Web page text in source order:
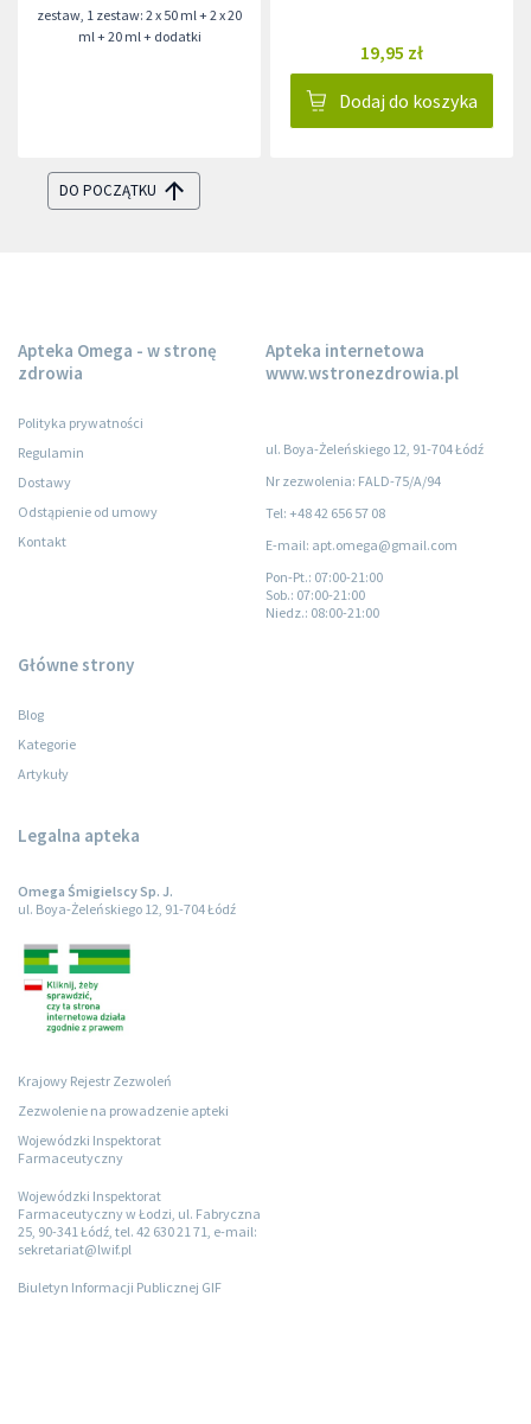
zestaw, 1 zestaw: 2 x 50 ml + 2 x 20
ml + 20 ml + dodatki
19,95 zł
Dodaj do koszyka
DO POCZĄTKU
Apteka Omega - w stronę
zdrowia
Polityka prywatności
Regulamin
Dostawy
Odstąpienie od umowy
Kontakt
Apteka internetowa
www.wstronezdrowia.pl
ul. Boya-Żeleńskiego 12, 91-704 Łódź
Nr zezwolenia: FALD-75/A/94
Tel: +48 42 656 57 08
E-mail: apt.omega@gmail.com
Pon-Pt.: 07:00-21:00
Sob.: 07:00-21:00
Niedz.: 08:00-21:00
Główne strony
Blog
Kategorie
Artykuły
Legalna apteka
Omega Śmigielscy Sp. J.
ul. Boya-Żeleńskiego 12, 91-704 Łódź
Krajowy Rejestr Zezwoleń
Zezwolenie na prowadzenie apteki
Wojewódzki Inspektorat
Farmaceutyczny
Wojewódzki Inspektorat
Farmaceutyczny w Łodzi, ul. Fabryczna
25, 90-341 Łódź, tel. 42 630 21 71, e-mail:
sekretariat@lwif.pl
Biuletyn Informacji Publicznej GIF